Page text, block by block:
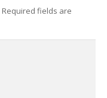
Required fields are